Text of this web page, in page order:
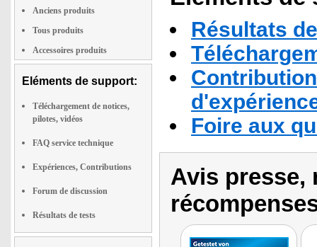
Anciens produits
Tous produits
Accessoires produits
Eléments de support:
Téléchargement de notices,
pilotes, vidéos
FAQ service technique
Expériences, Contributions
Forum de discussion
Résultats de tests
Résultats
Foire aux
Avis presse,